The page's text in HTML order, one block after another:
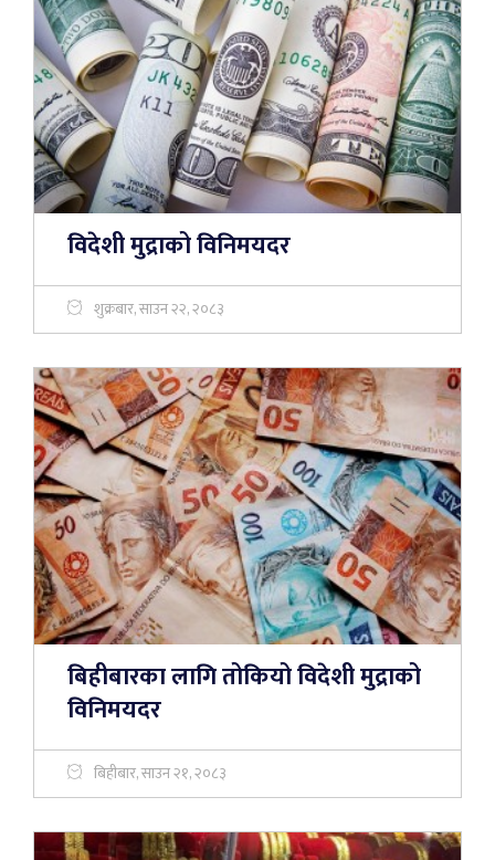
विदेशी मुद्राको विनिमयदर
शुक्रबार, साउन २२, २०८३
बिहीबारका लागि तोकियो विदेशी मुद्राको
विनिमयदर
बिहीबार, साउन २१, २०८३